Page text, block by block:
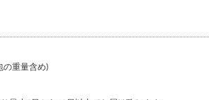
の重量含め)